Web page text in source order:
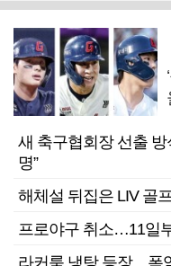
새 축구협회장 선출
명”
해체설 뒤집은 LIV 골
프로야구 취소…11일